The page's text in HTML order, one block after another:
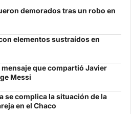
demorados tras un robo en
elementos sustraídos en
mensaje que compartió Javier
Messi
se complica la situación de la
en el Chaco